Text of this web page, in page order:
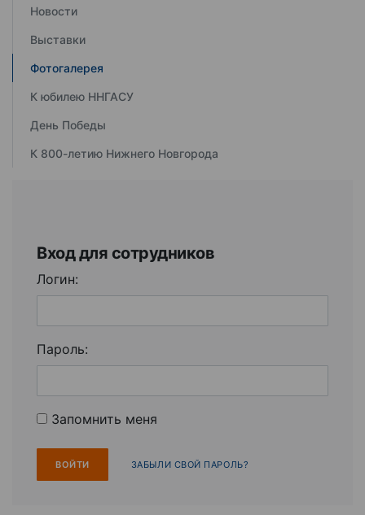
Новости
Выставки
Фотогалерея
К юбилею ННГАСУ
День Победы
К 800-летию Нижнего Новгорода
Вход для сотрудников
Логин:
Пароль:
Запомнить меня
ЗАБЫЛИ СВОЙ ПАРОЛЬ?